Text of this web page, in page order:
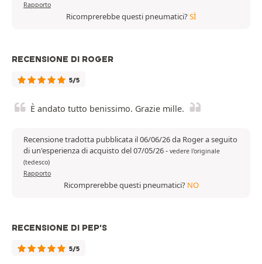
Rapporto
Ricomprerebbe questi pneumatici?SÌ
RECENSIONE DI ROGER
5/5
È andato tutto benissimo. Grazie mille.
Recensione tradotta pubblicata il 06/06/26 da Roger a seguito
di un'esperienza di acquisto del 07/05/26- vedere l'originale
(tedesco)
Rapporto
Ricomprerebbe questi pneumatici? NO
RECENSIONE DI PEP'S
5/5